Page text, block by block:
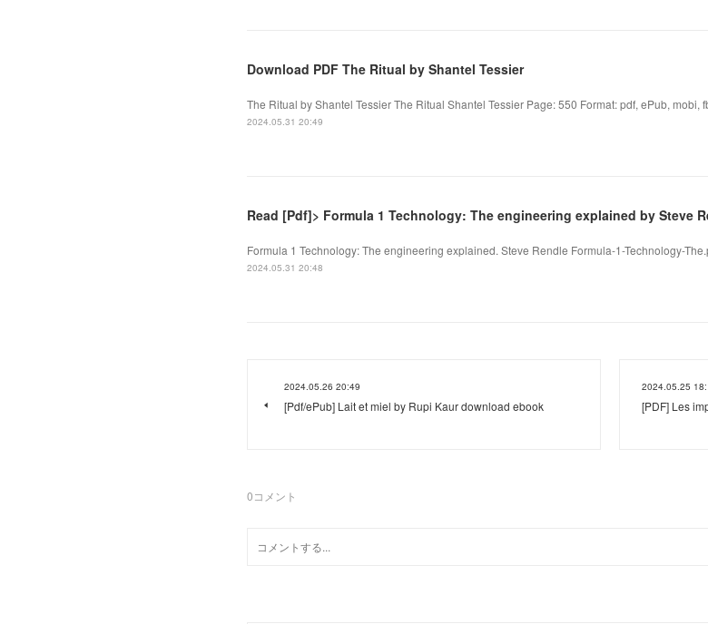
Download PDF The Ritual by Shantel Tessier
The Ritual by Shantel Tessier The Ritual Shantel Tessier Page: 550 Format: pdf, ePub, mobi,
2024.05.31 20:49
Read [Pdf]> Formula 1 Technology: The engineering explained by Steve
Formula 1 Technology: The engineering explained. Steve Rendle Formula-1-Technology-
2024.05.31 20:48
2024.05.26 20:49
[Pdf/ePub] Lait et miel by Rupi Kaur download ebook
2024.05.25
[PDF] Les
0コメント